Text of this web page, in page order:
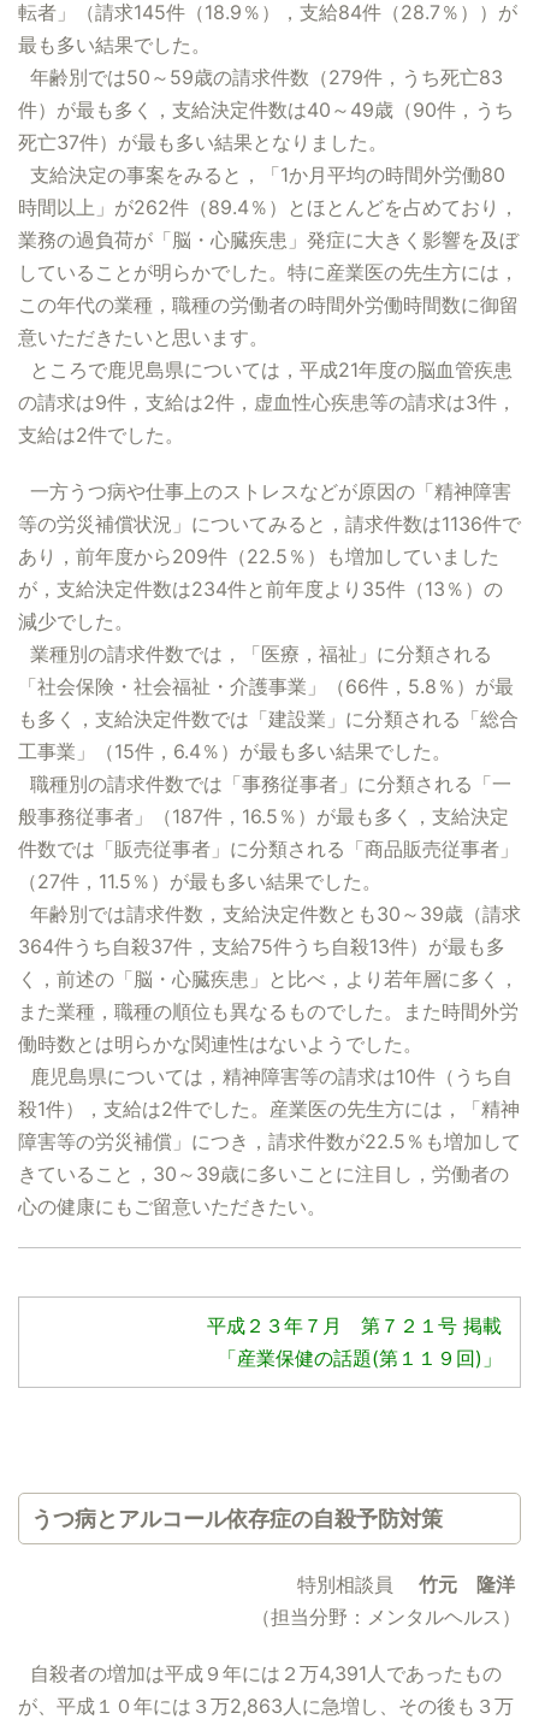
転者」（請求145件（18.9％），支給84件（28.7％））が
最も多い結果でした。
年齢別では50～59歳の請求件数（279件，うち死亡83
件）が最も多く，支給決定件数は40～49歳（90件，うち
死亡37件）が最も多い結果となりました。
支給決定の事案をみると，「1か月平均の時間外労働80
時間以上」が262件（89.4％）とほとんどを占めており，
業務の過負荷が「脳・心臓疾患」発症に大きく影響を及ぼ
していることが明らかでした。特に産業医の先生方には，
この年代の業種，職種の労働者の時間外労働時間数に御留
意いただきたいと思います。
ところで鹿児島県については，平成21年度の脳血管疾患
の請求は9件，支給は2件，虚血性心疾患等の請求は3件，
支給は2件でした。
一方うつ病や仕事上のストレスなどが原因の「精神障害
等の労災補償状況」についてみると，請求件数は1136件で
あり，前年度から209件（22.5％）も増加していました
が，支給決定件数は234件と前年度より35件（13％）の
減少でした。
業種別の請求件数では，「医療，福祉」に分類される
「社会保険・社会福祉・介護事業」（66件，5.8％）が最
も多く，支給決定件数では「建設業」に分類される「総合
工事業」（15件，6.4％）が最も多い結果でした。
職種別の請求件数では「事務従事者」に分類される「一
般事務従事者」（187件，16.5％）が最も多く，支給決定
件数では「販売従事者」に分類される「商品販売従事者」
（27件，11.5％）が最も多い結果でした。
年齢別では請求件数，支給決定件数とも30～39歳（請求
364件うち自殺37件，支給75件うち自殺13件）が最も多
く，前述の「脳・心臓疾患」と比べ，より若年層に多く，
また業種，職種の順位も異なるものでした。また時間外労
働時数とは明らかな関連性はないようでした。
鹿児島県については，精神障害等の請求は10件（うち自
殺1件），支給は2件でした。産業医の先生方には，「精神
障害等の労災補償」につき，請求件数が22.5％も増加して
きていること，30～39歳に多いことに注目し，労働者の
心の健康にもご留意いただきたい。
平成２３年７月 第７２１号 掲載
「産業保健の話題(第１１９回)」
うつ病とアルコール依存症の自殺予防対策
特別相談員
竹元 隆洋
（担当分野：メンタルヘルス）
自殺者の増加は平成９年には２万4,391人であったもの
が、平成１０年には３万2,863人に急増し、その後も３万